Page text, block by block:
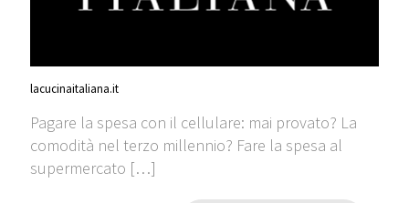
lacucinaitaliana.it
Pagare la spesa con il cellulare: mai provato? La
comodità nel terzo millennio? Fare la spesa al
supermercato […]